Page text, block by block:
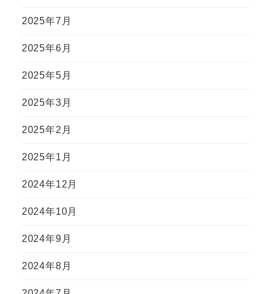
2025年7月
2025年6月
2025年5月
2025年3月
2025年2月
2025年1月
2024年12月
2024年10月
2024年9月
2024年8月